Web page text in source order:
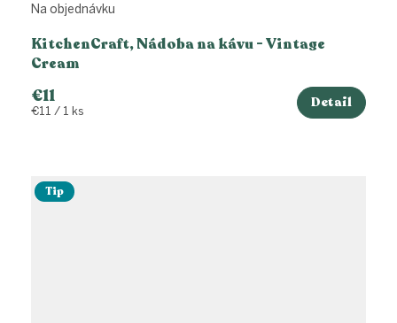
KitchenCraft, Nádoba na kávu - Vintage
Cream
Na objednávku
€11
Jednotková
€11 / 1 ks
Detail
Tip